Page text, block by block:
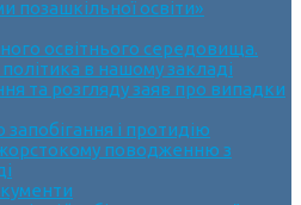
позашкільної освіти»
освітнього середовища.
в нашому закладі
та розгляду заяв про випадки
і протидію
поводженню з